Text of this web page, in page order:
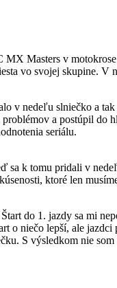
MX Masters v
vo svojej skupine. V
v nedeľu slniečko a
a postúpil do
seriálu.
k tomu pridali v
ktoré len
do 1. jazdy sa mi
o niečo lepší, ale
S výsledkom nie